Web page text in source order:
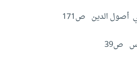
أصول الدين ص171
ص39